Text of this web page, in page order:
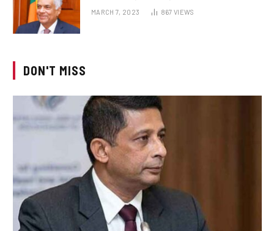
MARCH 7, 2023 867 VIEWS
DON'T MISS